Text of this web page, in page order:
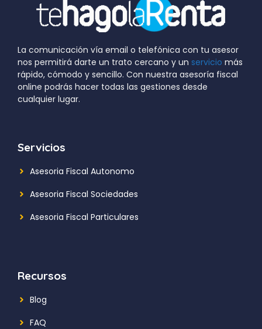
La comunicación vía email o telefónica con tu asesor
nos permitirá darte un trato cercano y un servicio más
rápido, cómodo y sencillo. Con nuestra asesoría fiscal
online podrás hacer todas las gestiones desde
cualquier lugar.
Servicios
Asesoria Fiscal Autonomo
Asesoria Fiscal Sociedades
Asesoria Fiscal Particulares
Recursos
Blog
FAQ